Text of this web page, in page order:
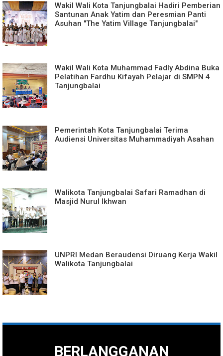
Wakil Wali Kota Tanjungbalai Hadiri Pemberian
Santunan Anak Yatim dan Peresmian Panti
Asuhan "The Yatim Village Tanjungbalai"
Wakil Wali Kota Muhammad Fadly Abdina Buka
Pelatihan Fardhu Kifayah Pelajar di SMPN 4
Tanjungbalai
Pemerintah Kota Tanjungbalai Terima
Audiensi Universitas Muhammadiyah Asahan
Walikota Tanjungbalai Safari Ramadhan di
Masjid Nurul Ikhwan
UNPRI Medan Beraudensi Diruang Kerja Wakil
Walikota Tanjungbalai
BERLANGGANAN